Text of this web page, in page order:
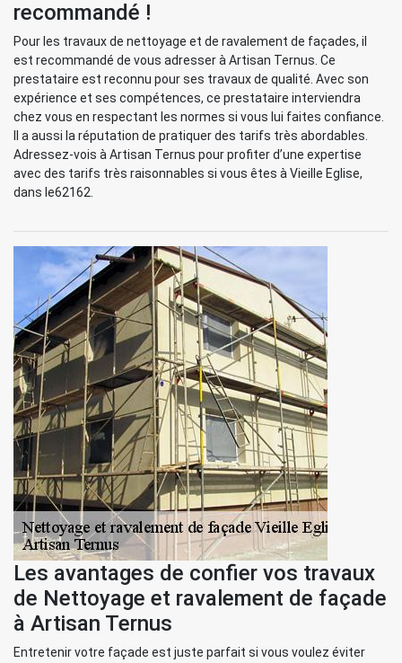
recommandé !
Pour les travaux de nettoyage et de ravalement de façades, il
est recommandé de vous adresser à Artisan Ternus. Ce
prestataire est reconnu pour ses travaux de qualité. Avec son
expérience et ses compétences, ce prestataire interviendra
chez vous en respectant les normes si vous lui faites confiance.
Il a aussi la réputation de pratiquer des tarifs très abordables.
Adressez-vois à Artisan Ternus pour profiter d’une expertise
avec des tarifs très raisonnables si vous êtes à Vieille Eglise,
dans le62162.
Les avantages de confier vos travaux
de Nettoyage et ravalement de façade
à Artisan Ternus
Entretenir votre façade est juste parfait si vous voulez éviter